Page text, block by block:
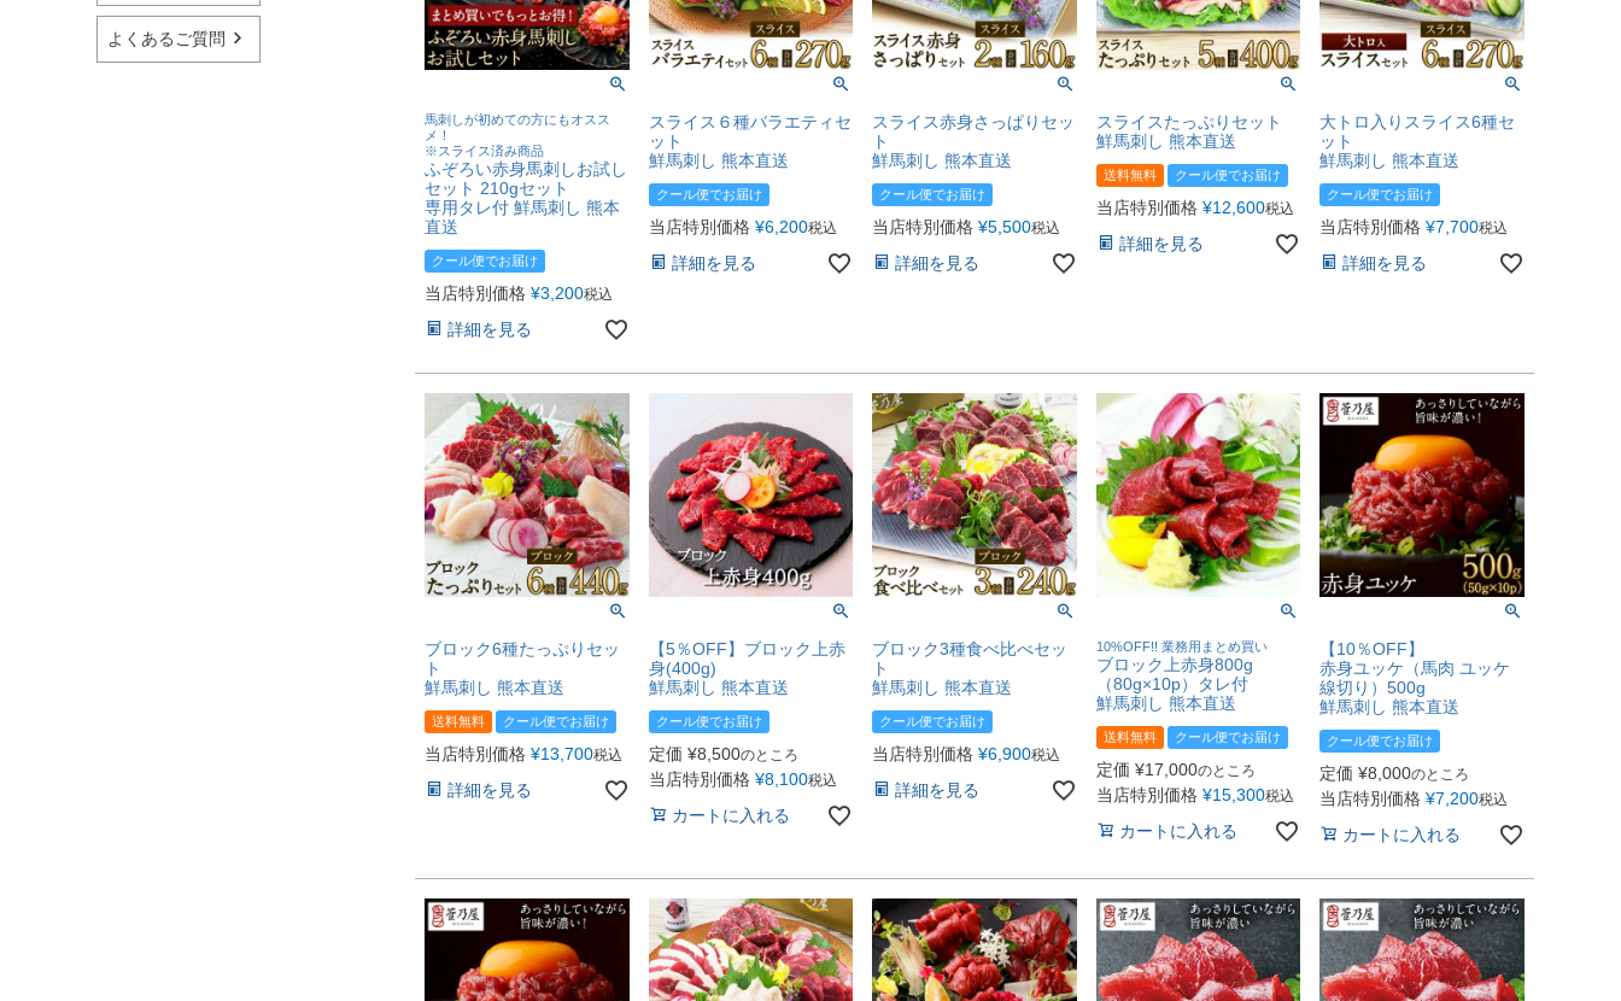
よくあるご質問
馬刺しが初めての方にもオスス
メ！
※スライス済み商品
ふぞろい赤身馬刺しお試し
セット 210gセット
専用タレ付 鮮馬刺し 熊本
直送
クール便でお届け
当店特別価格 ¥3,200税込
詳細を見る
スライス６種バラエティセ
ット
鮮馬刺し 熊本直送
クール便でお届け
当店特別価格 ¥6,200税込
詳細を見る
スライス赤身さっぱりセッ
ト
鮮馬刺し 熊本直送
クール便でお届け
当店特別価格 ¥5,500税込
詳細を見る
スライスたっぷりセット
鮮馬刺し 熊本直送
送料無料 クール便でお届け
当店特別価格 ¥12,600税込
詳細を見る
大トロ入りスライス6種セ
ット
鮮馬刺し 熊本直送
クール便でお届け
当店特別価格 ¥7,700税込
詳細を見る
ブロック6種たっぷりセッ
ト
鮮馬刺し 熊本直送
送料無料 クール便でお届け
当店特別価格 ¥13,700税込
詳細を見る
【5％OFF】ブロック上赤
身(400g)
鮮馬刺し 熊本直送
クール便でお届け
定価 ¥8,500のところ
当店特別価格 ¥8,100税込
カートに入れる
ブロック3種食べ比べセッ
ト
鮮馬刺し 熊本直送
クール便でお届け
当店特別価格 ¥6,900税込
詳細を見る
10%OFF!! 業務用まとめ買い
ブロック上赤身800g
（80g×10p）タレ付
鮮馬刺し 熊本直送
送料無料 クール便でお届け
定価 ¥17,000のところ
当店特別価格 ¥15,300税込
カートに入れる
【10％OFF】
赤身ユッケ（馬肉 ユッケ
線切り）500g
鮮馬刺し 熊本直送
クール便でお届け
定価 ¥8,000のところ
当店特別価格 ¥7,200税込
カートに入れる